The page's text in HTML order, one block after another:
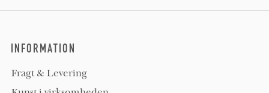
INFORMATION
Fragt & Levering